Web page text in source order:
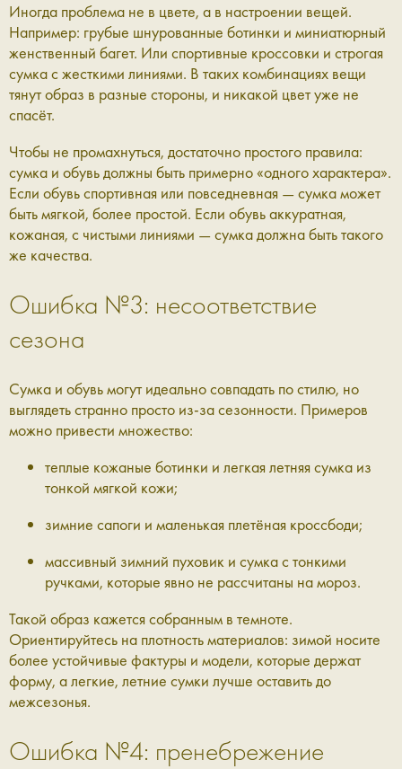
Иногда проблема не в цвете, а в настроении вещей.
Например: грубые шнурованные ботинки и миниатюрный
женственный багет. Или спортивные кроссовки и строгая
сумка с жесткими линиями. В таких комбинациях вещи
тянут образ в разные стороны, и никакой цвет уже не
спасёт.
Чтобы не промахнуться, достаточно простого правила:
сумка и обувь должны быть примерно «одного характера».
Если обувь спортивная или повседневная — сумка может
быть мягкой, более простой. Если обувь аккуратная,
кожаная, с чистыми линиями — сумка должна быть такого
же качества.
Ошибка №3: несоответствие
сезона
Сумка и обувь могут идеально совпадать по стилю, но
выглядеть странно просто из-за сезонности. Примеров
можно привести множество:
теплые кожаные ботинки и легкая летняя сумка из
тонкой мягкой кожи;
зимние сапоги и маленькая плетёная кроссбоди;
массивный зимний пуховик и сумка с тонкими
ручками, которые явно не рассчитаны на мороз.
Такой образ кажется собранным в темноте.
Ориентируйтесь на плотность материалов: зимой носите
более устойчивые фактуры и модели, которые держат
форму, а легкие, летние сумки лучше оставить до
межсезонья.
Ошибка №4: пренебрежение